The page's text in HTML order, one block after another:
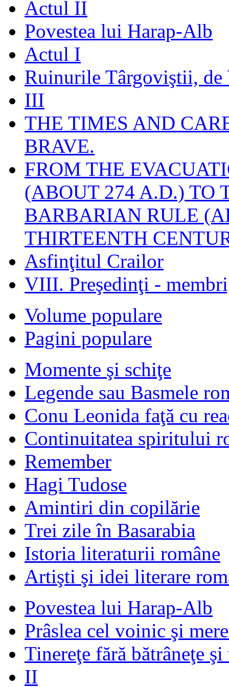
Actul II
Povestea lui Harap-Alb
Actul I
Ruinurile Târgoviştii, de
III
THE TIMES AND
BRAVE.
FROM THE
(ABOUT 274 A.D.) TO
BARBARIAN RULE
THIRTEENTH
Asfinţitul Crailor
VIII. Preşedinţi -
Volume populare
Pagini populare
Momente şi schiţe
Legende sau Basmele
Conu Leonida faţă cu
Continuitatea spiritului
Remember
Hagi Tudose
Amintiri din copilărie
Trei zile în Basarabia
Istoria literaturii române
Artişti şi idei literare
Povestea lui Harap-Alb
Prâslea cel voinic şi
Tinereţe fără bătrâneţe
II